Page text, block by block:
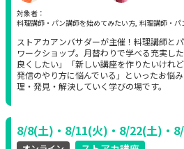
対象者：
料理講師・パン講師を始めてみたい方, 料理講師・
ストアカアンバサダーが主催！料理講師と
ワークショップ。月替わりで学べる充実し
良くしたい」「新しい講座を作りたいけれ
発信のやり方に悩んでいる」といったお悩
理・発見・解決していく学びの場です。
8/8(土)・8/11(火)・8/22(土)・